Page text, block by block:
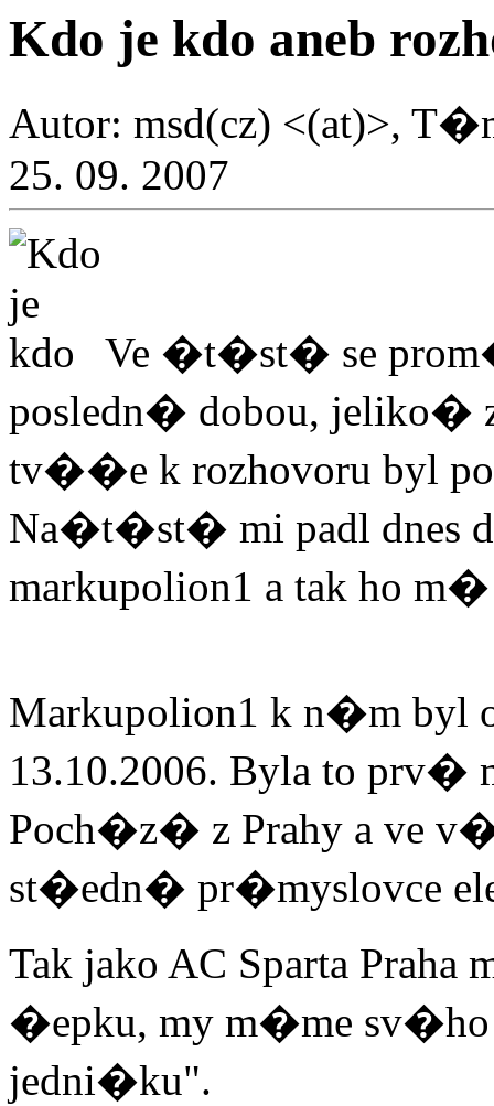
Kdo je kdo aneb
Autor: msd(cz) <(at)>,
25. 09. 2007
Ve �t�st� se
posledn� dobou,
tv��e k rozhovoru byl
Na�t�st� mi padl dnes
markupolion1 a tak ho
Markupolion1 k n�m
13.10.2006. Byla to
Poch�z� z Prahy a ve
Tak jako AC Sparta
�epku, my m�me
jedni�ku".